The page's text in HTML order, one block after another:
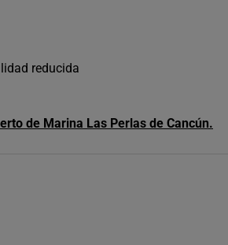
reducida
de Marina Las Perlas de Cancún.